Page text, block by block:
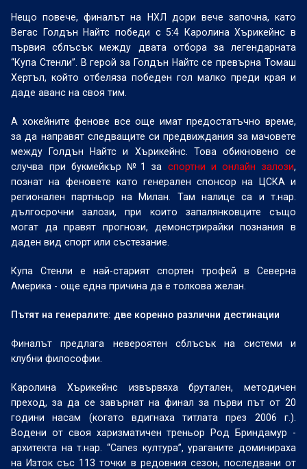
Нещо повече, финалът на НХЛ дори вече започна, като
Вегас Голдън Найтс победи с 5:4 Каролина Хърикейнс в
първия сблъсък между двата отбора за легендарната
“Купа Стенли”. В герой за Голдън Найтс се превърна Томаш
Хертъл, който отбеляза победен гол малко преди края и
даде аванс на своя тим.
А хокейните фенове все още имат предостатъчно време,
за да направят следващите си предвиждания за мачовете
между Голдън Найтс и Хърикейнс. Това обикновено се
случва при букмейкър №1 за спортни и онлайн залози,
познат на феновете като генерален спонсор на ЦСКА и
регионален партньор на Милан. Там налице са и т.нар.
дългосрочни залози, при които запалянковците също
могат да правят прогнози, демонстрирайки познания в
даден вид спорт или състезание.
Купа Стенли е най-старият спортен трофей в Северна
Америка - още една причина да е толкова желан.
Пътят на генералите: две коренно различни дестинации
Финалът предлага невероятен сблъсък на системи и
клубни философии.
Каролина Хърикейнс извървяха брутален, методичен
преход, за да се завърнат на финал за първи път от 20
години насам (когато вдигнаха титлата през 2006 г.).
Водени от своя харизматичен треньор Род Бриндамур -
архитекта на т.нар. “Canes култура”, ураганите доминираха
на Изток със 113 точки в редовния сезон, последвани от